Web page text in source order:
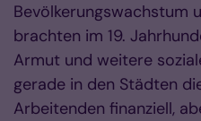
Bevölkerungswachstum
brachten im 19.
Armut und weitere
gerade in den Städten
Arbeitenden finanziell,